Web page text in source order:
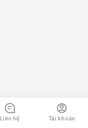
Liên hệ Tài khoản